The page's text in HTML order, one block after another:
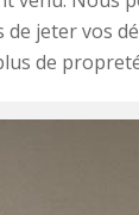
jeter vos
de